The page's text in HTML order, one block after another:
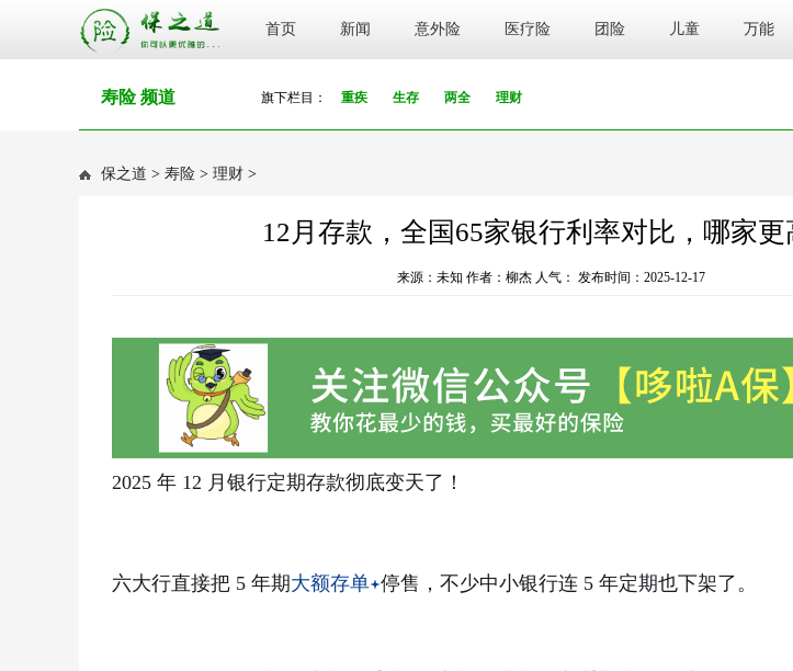
首页 新闻 意外险 医疗险 团险 儿童 万能
寿险 频道 旗下栏目： 重疾 生存 两全 理财
保之道 > 寿险 > 理财 >
12月存款，全国65家银行利率对比，哪家更
来源：未知 作者：柳杰 人气： 发布时间：2025-12-17
2025 年 12 月银行定期存款彻底变天了！
六大行直接把 5 年期大额存单 停售，不少中小银行连 5 年定期也下架了。